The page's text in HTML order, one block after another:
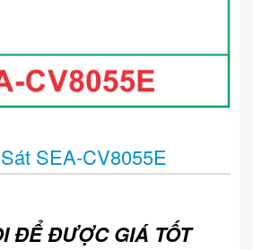
SEA-CV8055E
ĐỂ ĐƯỢC GIÁ TỐT